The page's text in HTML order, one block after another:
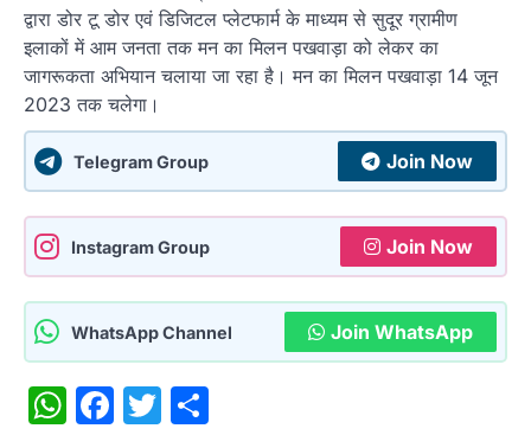
द्वारा डोर टू डोर एवं डिजिटल प्लेटफार्म के माध्यम से सुदूर ग्रामीण
इलाकों में आम जनता तक मन का मिलन पखवाड़ा को लेकर का
जागरूकता अभियान चलाया जा रहा है। मन का मिलन पखवाड़ा 14 जून
2023 तक चलेगा।
Telegram Group Join Now
Instagram Group Join Now
WhatsApp Channel Join WhatsApp
WhatsApp
Facebook
Twitter